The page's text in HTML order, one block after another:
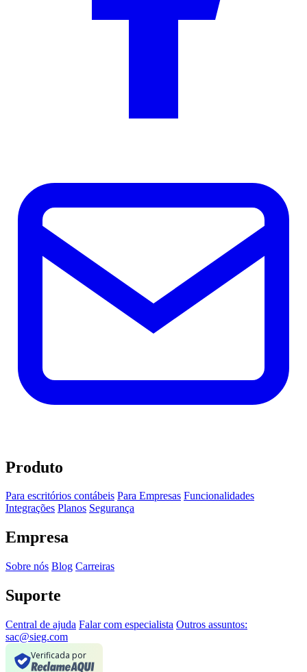
Produto
Para escritórios contábeis Para Empresas Funcionalidades
Integrações Planos Segurança
Empresa
Sobre nós Blog Carreiras
Suporte
Central de ajuda Falar com especialista Outros assuntos:
sac@sieg.com
Verificada por